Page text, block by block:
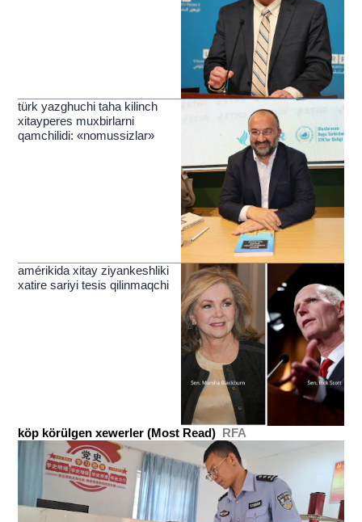
türk yazghuchi taha kilinch
xitayperes muxbirlarni
qamchilidi: «nomussizlar»
amérikida xitay ziyankeshliki
xatire sariyi tesis qilinmaqchi
köp körülgen xewerler (Most Read) RFA